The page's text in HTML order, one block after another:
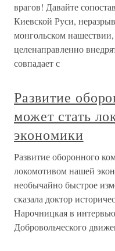
врагов! Давайте
Киевской Руси,
монгольском
целенаправленно
совпадает с
Развитие
может стать
экономики
Развитие оборонного
локомотивом нашей
необычайно быстрое
сказала доктор
Нарочницкая в
Добровольческого